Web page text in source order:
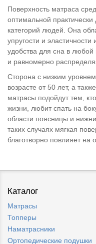
Поверхность матраса
оптимальной
категорий людей. Она
упругости и
удобства для сна в любой
и равномерно
Сторона с низким
возрасте от 50 лет, а
матрасы подойдут тем,
жизни, любит спать на
области поясницы и
таких случаях мягкая
благотворно повлияет на
Каталог
Матрасы
Топперы
Наматрасники
Ортопедические подушки